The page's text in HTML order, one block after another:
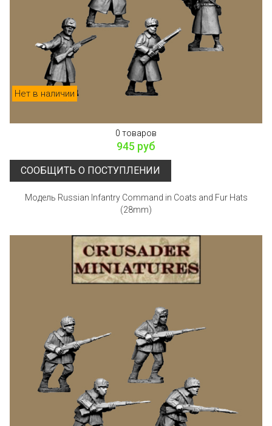
Нет в наличии
0 товаров
945 руб
СООБЩИТЬ О ПОСТУПЛЕНИИ
Модель Russian Infantry Command in Coats and Fur Hats
(28mm)